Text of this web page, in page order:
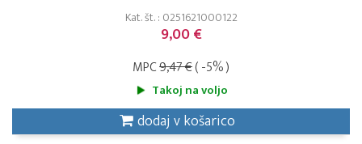
Kat. št. : 0251621000122
9,00 €
MPC9,47 €( -5% )
Takoj na voljo
dodaj v košarico